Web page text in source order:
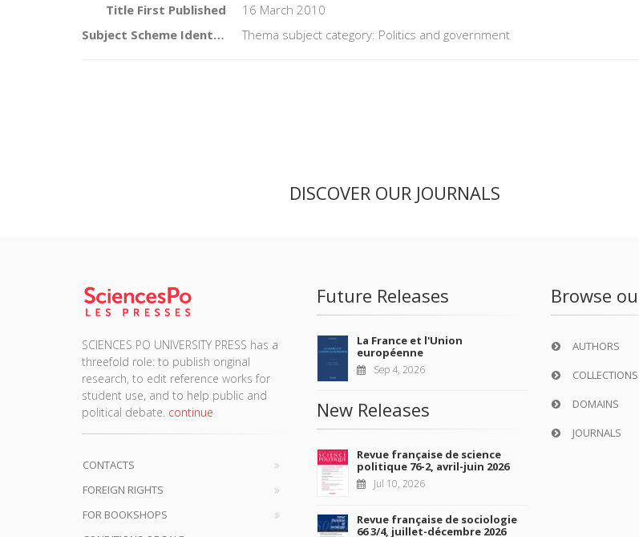
Title First Published
16 March 2010
Subject Scheme Identifier Code
Thema subject category: Politics and government
DISCOVER OUR JOURNALS
SCIENCES PO UNIVERSITY PRESS has a
threefold role: to publish original
research, to edit reference works for
student use, and to help public and
political debate. continue
CONTACTS
FOREIGN RIGHTS
FOR BOOKSHOPS
Future Releases
La France et l'Union
européenne
Sep 4, 2026
New Releases
Revue française de science
politique 76-2, avril-juin 2026
Jul 10, 2026
Revue française de sociologie
66 3/4, juillet-décembre 2026
Browse
AUTHORS
COLLECTIONS
DOMAINS
JOURNALS